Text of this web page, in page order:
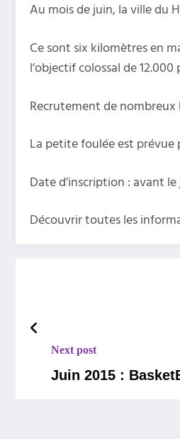
Au mois de juin, la ville du
Ce sont six kilomètres en
l’objectif colossal de
Recrutement de nombreux
La petite foulée est prévue
Date d’inscription : avant
Découvrir toutes les
Next post
Juin 2015 :